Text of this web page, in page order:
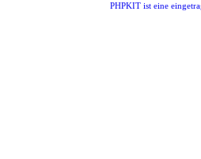
PHPKIT ist eine